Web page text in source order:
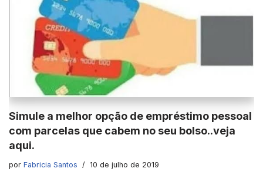
Simule a melhor opção de empréstimo pessoal
com parcelas que cabem no seu bolso..veja
aqui.
por Fabricia Santos 10 de julho de 2019